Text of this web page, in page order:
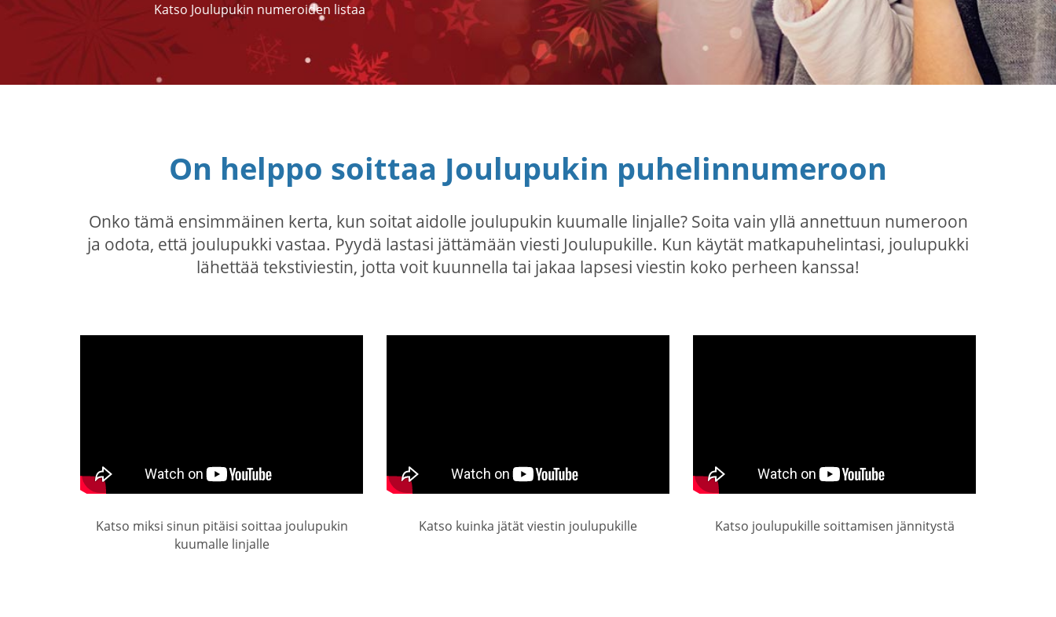
Katso Joulupukin numeroiden listaa
On helppo soittaa Joulupukin puhelinnumeroon
Onko tämä ensimmäinen kerta, kun soitat aidolle joulupukin kuumalle linjalle? Soita vain yllä annettuun numeroon
ja odota, että joulupukki vastaa. Pyydä lastasi jättämään viesti Joulupukille. Kun käytät matkapuhelintasi, joulupukki
lähettää tekstiviestin, jotta voit kuunnella tai jakaa lapsesi viestin koko perheen kanssa!
Katso miksi sinun pitäisi soittaa joulupukin
kuumalle linjalle
Katso kuinka jätät viestin joulupukille Katso joulupukille soittamisen jännitystä